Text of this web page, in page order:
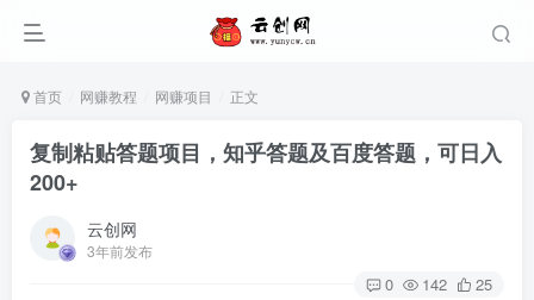
首页 网赚教程 网赚项目 正文
复制粘贴答题项目，知乎答题及百度答题，可日入
200+
云创网
3年前发布
0 142 25